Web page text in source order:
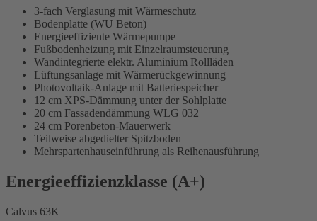
3-fach Verglasung mit Wärmeschutz
Bodenplatte (WU Beton)
Energieeffiziente Wärmepumpe
Fußbodenheizung mit Einzelraumsteuerung
Wandintegrierte elektr. Aluminium Rollläden
Lüftungsanlage mit Wärmerückgewinnung
Photovoltaik-Anlage mit Batteriespeicher
12 cm XPS-Dämmung unter der Sohlplatte
20 cm Fassadendämmung WLG 032
24 cm Porenbeton-Mauerwerk
Teilweise abgedielter Spitzboden
Mehrspartenhauseinführung als Reihenausführung
Energieeffizienzklasse (A+)
Calvus 63K